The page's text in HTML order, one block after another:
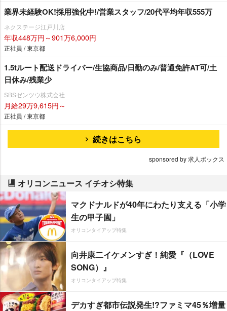
業界未経験OK!採用強化中!/営業スタッフ/20代平均年収555万
ネクステージ江戸川店
年収448万円～901万6,000円
正社員 / 東京都
1.5tルート配送ドライバー/生協商品/日勤のみ/普通免許AT可/土
日休み/残業少
SBSゼンツウ株式会社
月給29万9,615円～
正社員 / 東京都
続きはこちら
sponsored by 求人ボックス
オリコンニュース イチオシ特集
マクドナルドが40年にわたり支える「小学
生の甲子園」
オリコンタイアップ特集
向井康二イケメンすぎ！純愛『（LOVE
SONG）』
オリコンタイアップ特集
デカすぎ都市伝説発生!?ファミマ45％増量